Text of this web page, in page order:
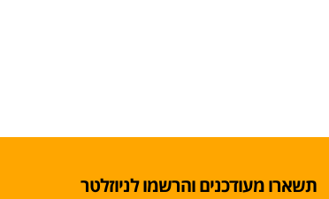
תשארו מעודכנים והרשמו לניוזלטר